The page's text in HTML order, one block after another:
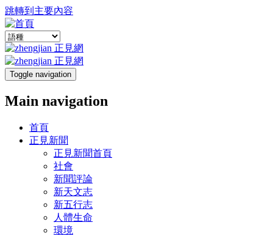
跳轉到主要內容
Toggle navigation
Main navigation
首頁
正見新聞
正見新聞首頁
社會
新聞評論
新天文志
新五行志
人體生命
環境